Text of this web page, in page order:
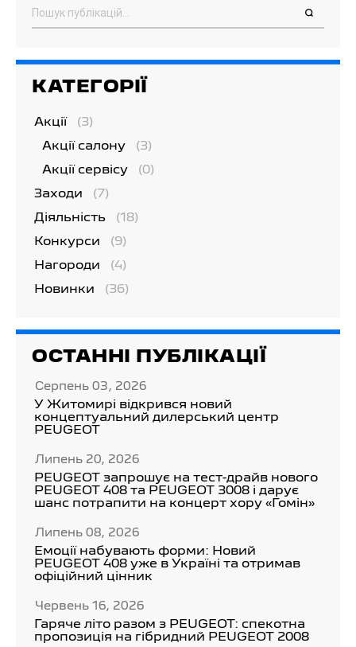
КАТЕГОРІЇ
Акції (3)
Акції салону (3)
Акції сервісу (0)
Заходи (7)
Діяльність (18)
Конкурси (9)
Нагороди (4)
Новинки (36)
ОСТАННІ ПУБЛІКАЦІЇ
Серпень 03, 2026
У Житомирі відкрився новий
концептуальний дилерський центр
PEUGEOT
Липень 20, 2026
PEUGEOT запрошує на тест-драйв нового
PEUGEOT 408 та PEUGEOT 3008 і дарує
шанс потрапити на концерт хору «Гомін»
Липень 08, 2026
Емоції набувають форми: Новий
PEUGEOT 408 уже в Україні та отримав
офіційний цінник
Червень 16, 2026
Гаряче літо разом з PEUGEOT: спекотна
пропозиція на гібридний PEUGEOT 2008